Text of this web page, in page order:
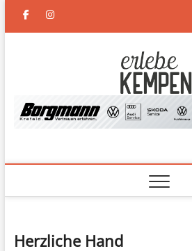
facebookinstagram
Herzliche Hand